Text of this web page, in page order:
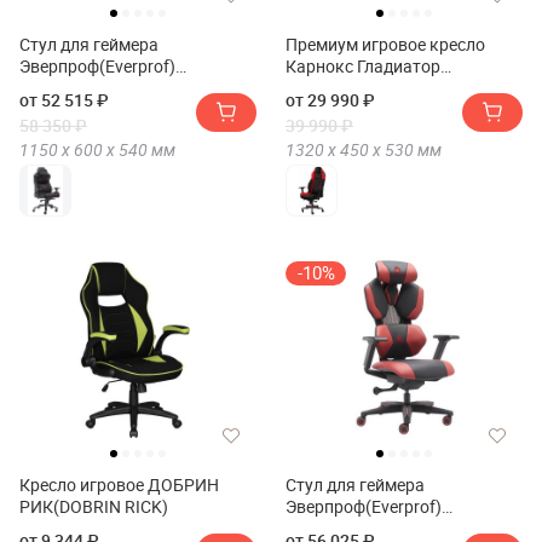
Стул для геймера
Эверпроф(Everprof)
от 52 515 ₽
58 350 ₽
1150 х 600 х 540 мм
Премиум игровое кресло
Карнокс Гладиатор
Ср(Премиум игровое кресло
KARNOX GLADIATOR SR)
от 29 990 ₽
39 990 ₽
1320 х450 х 530 мм
Кресло игровое ДОБРИН
РИК(DOBRIN RICK)
-10%
Стул для геймера
Эверпроф(Everprof)